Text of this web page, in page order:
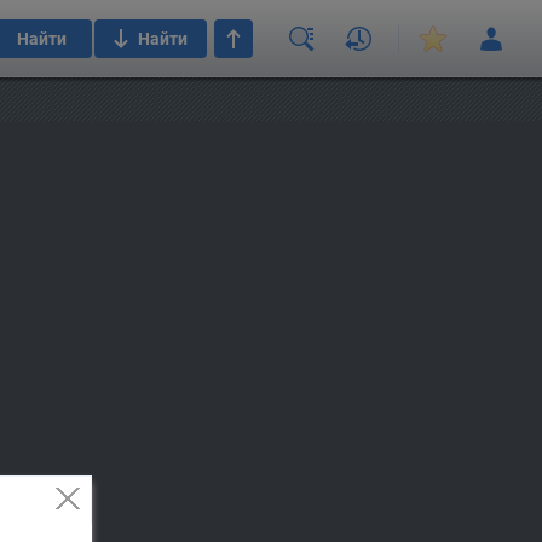
Найти Найти